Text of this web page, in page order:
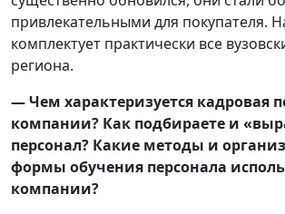
привлекательными для покупателя.
комплектует практически все
региона.
— Чем характеризуется кадровая
компании? Как подбираете и
персонал? Какие методы и
формы обучения персонала
компании?